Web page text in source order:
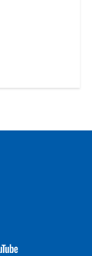
youtube-